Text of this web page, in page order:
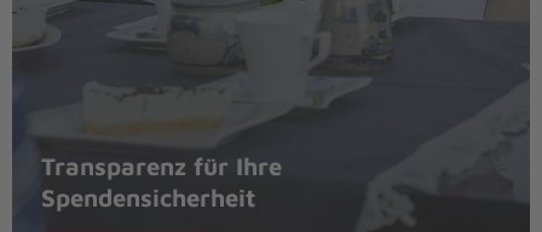
Transparenz für Ihre
Spendensicherheit